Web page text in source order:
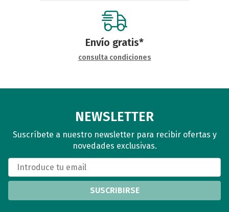
Envío gratis*
consulta condiciones
NEWSLETTER
Suscríbete a nuestro newsletter para recibir ofertas y
novedades exclusivas.
SUSCRIBIRSE